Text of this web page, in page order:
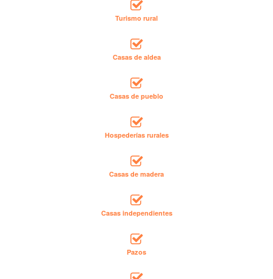
Turismo rural
Casas de aldea
Casas de pueblo
Hospederías rurales
Casas de madera
Casas independientes
Pazos